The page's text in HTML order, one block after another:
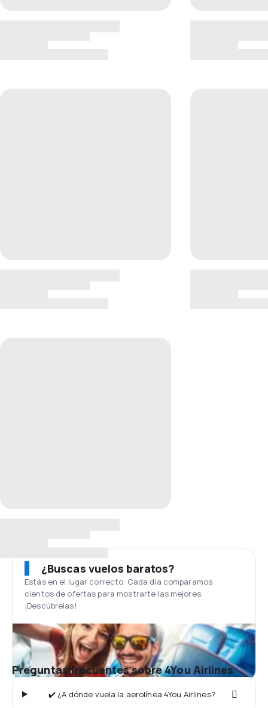
¿Buscas vuelos baratos?
Estás en el lugar correcto. Cada día comparamos
cientos de ofertas para mostrarte las mejores.
¡Descúbrelas!
Preguntas frecuentes sobre 4You Airlines
✔️ ¿A dónde vuela la aerolínea 4You Airlines?